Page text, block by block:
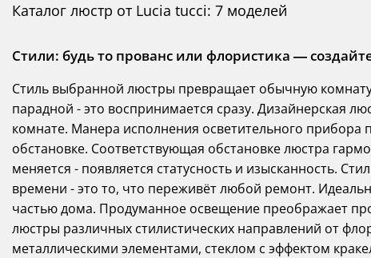
Каталог люстр от Lucia tucci: 7 моделей
Стили: будь то прованс или флористика —
Стиль выбранной люстры превращает обычную
парадной - это воспринимается сразу. Дизайнерская
комнате. Манера исполнения осветительного прибора
обстановке. Соответствующая обстановке люстра
меняется - появляется статусность и изысканность.
времени - это то, что переживёт любой ремонт.
частью дома. Продуманное освещение преображает
люстры различных стилистических направлений от
металлическими элементами, стеклом с эффектом